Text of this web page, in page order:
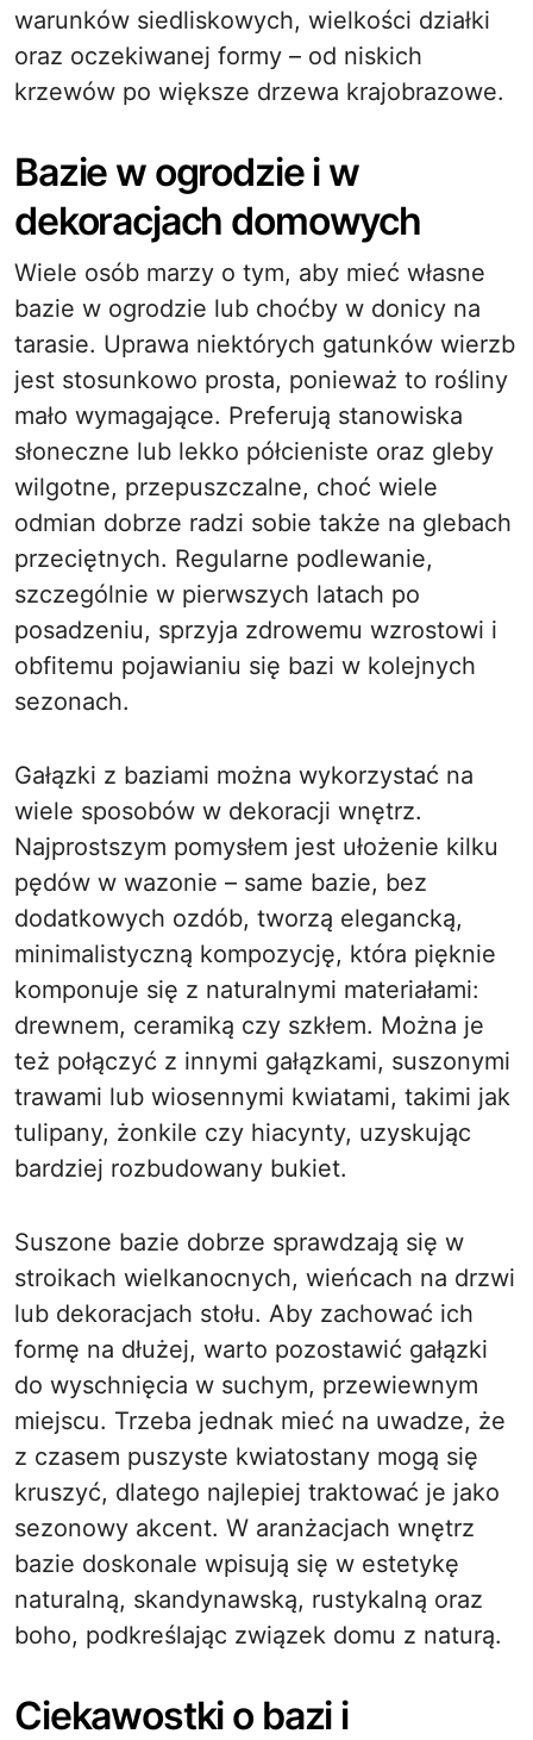
warunków siedliskowych, wielkości działki
oraz oczekiwanej formy – od niskich
krzewów po większe drzewa krajobrazowe.
Bazie w ogrodzie i w
dekoracjach domowych
Wiele osób marzy o tym, aby mieć własne
bazie w ogrodzie lub choćby w donicy na
tarasie. Uprawa niektórych gatunków wierzb
jest stosunkowo prosta, ponieważ to rośliny
mało wymagające. Preferują stanowiska
słoneczne lub lekko półcieniste oraz gleby
wilgotne, przepuszczalne, choć wiele
odmian dobrze radzi sobie także na glebach
przeciętnych. Regularne podlewanie,
szczególnie w pierwszych latach po
posadzeniu, sprzyja zdrowemu wzrostowi i
obfitemu pojawianiu się bazi w kolejnych
sezonach.
Gałązki z baziami można wykorzystać na
wiele sposobów w dekoracji wnętrz.
Najprostszym pomysłem jest ułożenie kilku
pędów w wazonie – same bazie, bez
dodatkowych ozdób, tworzą elegancką,
minimalistyczną kompozycję, która pięknie
komponuje się z naturalnymi materiałami:
drewnem, ceramiką czy szkłem. Można je
też połączyć z innymi gałązkami, suszonymi
trawami lub wiosennymi kwiatami, takimi jak
tulipany, żonkile czy hiacynty, uzyskując
bardziej rozbudowany bukiet.
Suszone bazie dobrze sprawdzają się w
stroikach wielkanocnych, wieńcach na drzwi
lub dekoracjach stołu. Aby zachować ich
formę na dłużej, warto pozostawić gałązki
do wyschnięcia w suchym, przewiewnym
miejscu. Trzeba jednak mieć na uwadze, że
z czasem puszyste kwiatostany mogą się
kruszyć, dlatego najlepiej traktować je jako
sezonowy akcent. W aranżacjach wnętrz
bazie doskonale wpisują się w estetykę
naturalną, skandynawską, rustykalną oraz
boho, podkreślając związek domu z naturą.
Ciekawostki o bazi i